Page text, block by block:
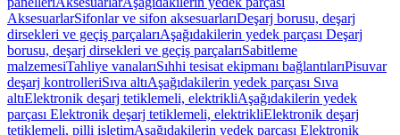
AksesuarlarSifonlar ve sifon aksesuarlarıDeşarj borusu, deşarj
dirsekleri ve geçiş parçalarıAşağıdakilerin yedek parçası Deşarj
borusu, deşarj dirsekleri ve geçiş parçalarıSabitleme
malzemesiTahliye vanalarıSıhhi tesisat ekipmanı bağlantılarıPisuvar
deşarj kontrolleriSıva altıAşağıdakilerin yedek parçası Sıva
altıElektronik deşarj tetiklemeli, elektrikliAşağıdakilerin yedek
parçası Elektronik deşarj tetiklemeli, elektrikliElektronik deşarj
tetiklemeli, pilli işletimAşağıdakilerin yedek parçası Elektronik